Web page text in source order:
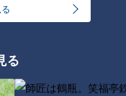
る
ぱく質」
血液・髪・爪など、身